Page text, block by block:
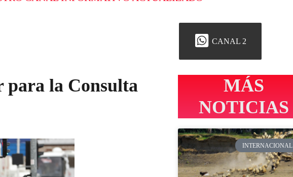
CANAL 2
para la Consulta
MÁS
NOTICIAS
INTERNACIONAL